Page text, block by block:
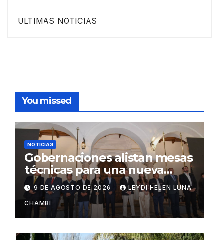
ULTIMAS NOTICIAS
You missed
NOTICIAS
Gobernaciones alistan mesas
técnicas para una nueva
distribución tributaria
9 DE AGOSTO DE 2026 LEYDI HELEN LUNA
CHAMBI